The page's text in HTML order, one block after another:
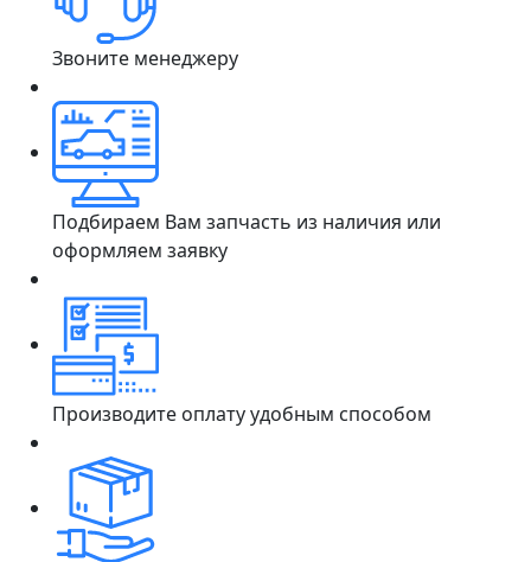
Звоните менеджеру
Подбираем Вам запчасть из наличия или
оформляем заявку
Производите оплату удобным способом